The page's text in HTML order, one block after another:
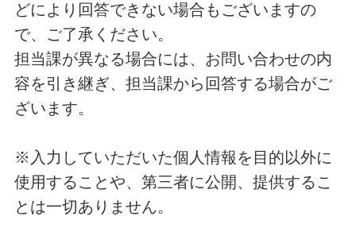
どにより回答できない場合もございますの
で、ご了承ください。
担当課が異なる場合には、お問い合わせの内
容を引き継ぎ、担当課から回答する場合がご
ざいます。
※入力していただいた個人情報を目的以外に
使用することや、第三者に公開、提供するこ
とは一切ありません。